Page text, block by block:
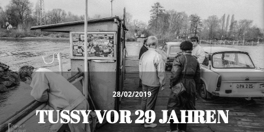
28/02/2019
TUSSY VOR 29 JAHREN